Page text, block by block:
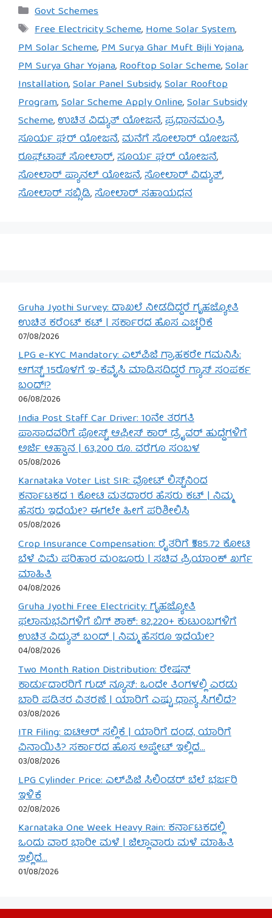
Categories
Govt Schemes
Tags
Free Electricity Scheme,Home Solar System,
PM Solar Scheme,PM Surya Ghar Muft Bijli Yojana,
PM Surya Ghar Yojana,Rooftop Solar Scheme,Solar
Installation,Solar Panel Subsidy,Solar Rooftop
Program,Solar Scheme Apply Online,Solar Subsidy
Scheme,ಉಚಿತ ವಿದ್ಯುತ್ ಯೋಜನೆ,ಪ್ರಧಾನಮಂತ್ರಿ
ಸೂರ್ಯ ಘರ್ ಯೋಜನೆ,ಮನೆಗೆ ಸೋಲಾರ್ ಯೋಜನೆ,
ರೂಫ್‌ಟಾಪ್ ಸೋಲಾರ್,ಸೂರ್ಯ ಘರ್ ಯೋಜನೆ,
ಸೋಲಾರ್ ಪ್ಯಾನಲ್ ಯೋಜನೆ,ಸೋಲಾರ್ ವಿದ್ಯುತ್,
ಸೋಲಾರ್ ಸಬ್ಸಿಡಿ,ಸೋಲಾರ್ ಸಹಾಯಧನ
Gruha Jyothi Survey: ದಾಖಲೆ ನೀಡದಿದ್ದರೆ ಗೃಹಜ್ಯೋತಿ
ಉಚಿತ ಕರೆಂಟ್ ಕಟ್ | ಸರ್ಕಾರದ ಹೊಸ ಎಚ್ಚರಿಕೆ
07/08/2026
LPG e-KYC Mandatory: ಎಲ್‌ಪಿಜಿ ಗ್ರಾಹಕರೇ ಗಮನಿಸಿ:
ಆಗಸ್ಟ್ 15ರೊಳಗೆ ಇ-ಕೆವೈಸಿ ಮಾಡಿಸದಿದ್ದರೆ ಗ್ಯಾಸ್ ಸಂಪರ್ಕ
ಬಂದ್!?
06/08/2026
India Post Staff Car Driver: 10ನೇ ತರಗತಿ
ಪಾಸಾದವರಿಗೆ ಪೋಸ್ಟ್ ಆಫೀಸ್ ಕಾರ್ ಡ್ರೈವರ್ ಹುದ್ದೆಗಳಿಗೆ
ಅರ್ಜಿ ಆಹ್ವಾನ | 63,200 ರೂ. ವರೆಗೂ ಸಂಬಳ
05/08/2026
Karnataka Voter List SIR: ವೋಟ್ ಲಿಸ್ಟ್‌ನಿಂದ
ಕರ್ನಾಟಕದ 1 ಕೋಟಿ ಮತದಾರರ ಹೆಸರು ಕಟ್ | ನಿಮ್ಮ
ಹೆಸರು ಇದೆಯೇ? ಈಗಲೇ ಹೀಗೆ ಪರಿಶೀಲಿಸಿ
05/08/2026
Crop Insurance Compensation: ರೈತರಿಗೆ ₹585.72 ಕೋಟಿ
ಬೆಳೆ ವಿಮೆ ಪರಿಹಾರ ಮಂಜೂರು | ಸಚಿವ ಪ್ರಿಯಾಂಕ್ ಖರ್ಗೆ
ಮಾಹಿತಿ
04/08/2026
Gruha Jyothi Free Electricity: ಗೃಹಜ್ಯೋತಿ
ಫಲಾನುಭವಿಗಳಿಗೆ ಬಿಗ್ ಶಾಕ್: 82,220+ ಕುಟುಂಬಗಳಿಗೆ
ಉಚಿತ ವಿದ್ಯುತ್ ಬಂದ್ | ನಿಮ್ಮ ಹೆಸರೂ ಇದೆಯೇ?
04/08/2026
Two Month Ration Distribution: ರೇಷನ್
ಕಾರ್ಡುದಾರರಿಗೆ ಗುಡ್ ನ್ಯೂಸ್: ಒಂದೇ ತಿಂಗಳಲ್ಲಿ ಎರಡು
ಬಾರಿ ಪಡಿತರ ವಿತರಣೆ | ಯಾರಿಗೆ ಎಷ್ಟು ಧಾನ್ಯ ಸಿಗಲಿದೆ?
03/08/2026
ITR Filing: ಐಟಿಆರ್ ಸಲ್ಲಿಕೆ | ಯಾರಿಗೆ ದಂಡ, ಯಾರಿಗೆ
ವಿನಾಯಿತಿ? ಸರ್ಕಾರದ ಹೊಸ ಅಪ್ಡೇಟ್ ಇಲ್ಲಿದೆ…
03/08/2026
LPG Cylinder Price: ಎಲ್‌ಪಿಜಿ ಸಿಲಿಂಡರ್ ಬೆಲೆ ಭರ್ಜರಿ
ಇಳಿಕೆ
02/08/2026
Karnataka One Week Heavy Rain: ಕರ್ನಾಟಕದಲ್ಲಿ
ಒಂದು ವಾರ ಭಾರೀ ಮಳೆ | ಜಿಲ್ಲಾವಾರು ಮಳೆ ಮಾಹಿತಿ
ಇಲ್ಲಿದೆ…
01/08/2026